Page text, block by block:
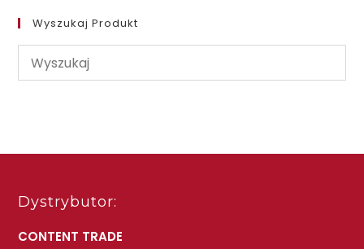
Wyszukaj Produkt
Dystrybutor:
CONTENT TRADE